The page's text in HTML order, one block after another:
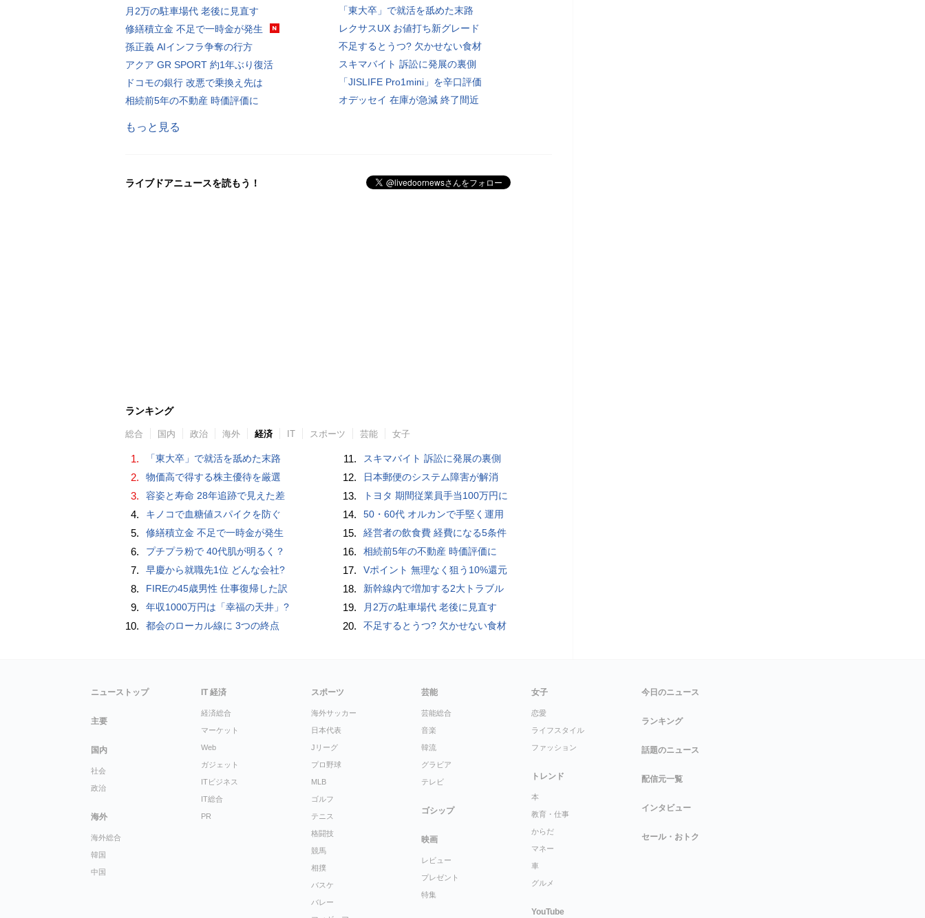
月2万の駐車場代 老後に見直す
修繕積立金 不足で一時金が発生
孫正義 AIインフラ争奪の行方
アクア GR SPORT 約1年ぶり復活
ドコモの銀行 改悪で乗換え先は
相続前5年の不動産 時価評価に
「東大卒」で就活を舐めた末路
レクサスUX お値打ち新グレード
不足するとうつ? 欠かせない食材
スキマバイト 訴訟に発展の裏側
「JISLIFE Pro1mini」を辛口評価
オデッセイ 在庫が急減 終了間近
もっと見る
ライブドアニュースを読もう！
ランキング
総合 国内 政治 海外 経済 IT スポーツ 芸能 女子
1. 「東大卒」で就活を舐めた末路
2. 物価高で得する株主優待を厳選
3. 容姿と寿命 28年追跡で見えた差
4. キノコで血糖値スパイクを防ぐ
5. 修繕積立金 不足で一時金が発生
6. プチプラ粉で 40代肌が明るく？
7. 早慶から就職先1位 どんな会社?
8. FIREの45歳男性 仕事復帰した訳
9. 年収1000万円は「幸福の天井」?
10. 都会のローカル線に 3つの終点
11. スキマバイト 訴訟に発展の裏側
12. 日本郵便のシステム障害が解消
13. トヨタ 期間従業員手当100万円に
14. 50・60代 オルカンで手堅く運用
15. 経営者の飲食費 経費になる5条件
16. 相続前5年の不動産 時価評価に
17. Vポイント 無理なく狙う10%還元
18. 新幹線内で増加する2大トラブル
19. 月2万の駐車場代 老後に見直す
20. 不足するとうつ? 欠かせない食材
ニューストップ
主要
国内
社会
政治
海外
海外総合
韓国
中国
IT 経済
経済総合
マーケット
Web
ガジェット
ITビジネス
IT総合
PR
スポーツ
海外サッカー
日本代表
Jリーグ
プロ野球
MLB
ゴルフ
テニス
格闘技
競馬
相撲
バスケ
バレー
芸能
芸能総合
音楽
韓流
グラビア
テレビ
ゴシップ
映画
レビュー
プレゼント
特集
女子
恋愛
ライフスタイル
ファッション
トレンド
本
教育・仕事
からだ
マネー
車
グルメ
YouTube
今日のニュース
ランキング
話題のニュース
配信元一覧
インタビュー
セール・おトク